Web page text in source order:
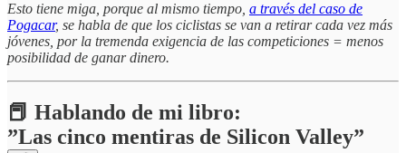
Esto tiene miga, porque al mismo tiempo, a través del caso de
Pogacar, se habla de que los ciclistas se van a retirar cada vez más
jóvenes, por la tremenda exigencia de las competiciones = menos
posibilidad de ganar dinero.
📕 Hablando de mi libro:
”Las cinco mentiras de Silicon Valley”